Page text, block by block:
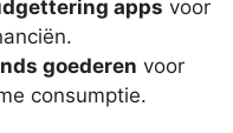
apps voor
goederen voor
consumptie.